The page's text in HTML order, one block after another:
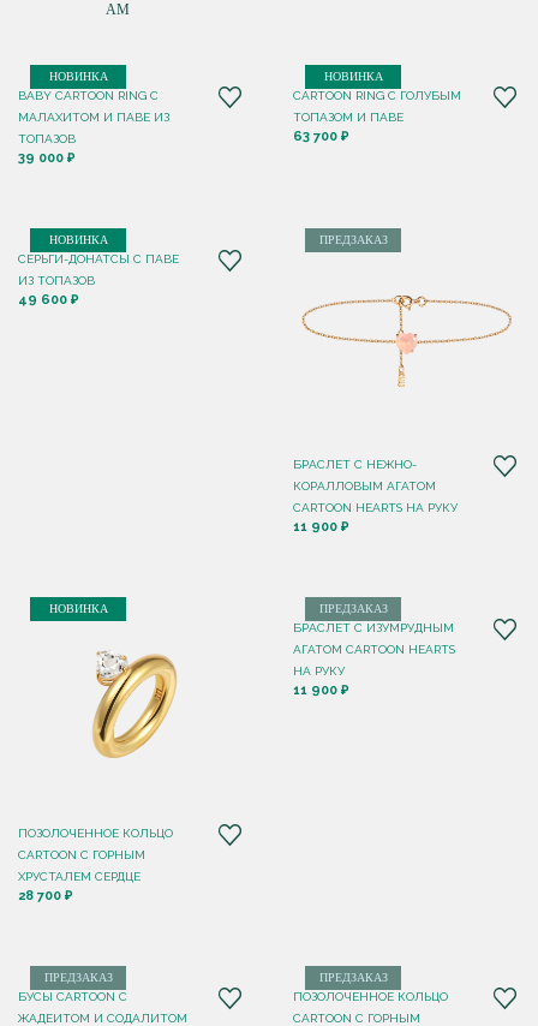
ПО НОВИНКАМ
НОВИНКА
BABY CARTOON RING С
МАЛАХИТОМ И ПАВЕ ИЗ
ТОПАЗОВ
39 000 ₽
НОВИНКА
CARTOON RING С ГОЛУБЫМ
ТОПАЗОМ И ПАВЕ
63 700 ₽
НОВИНКА
СЕРЬГИ-ДОНАТСЫ С ПАВЕ
ИЗ ТОПАЗОВ
49 600 ₽
ПРЕДЗАКАЗ
БРАСЛЕТ С НЕЖНО-
КОРАЛЛОВЫМ АГАТОМ
CARTOON HEARTS НА РУКУ
11 900 ₽
НОВИНКА
ПОЗОЛОЧЕННОЕ КОЛЬЦО
CARTOON C ГОРНЫМ
ХРУСТАЛЕМ СЕРДЦЕ
28 700 ₽
ПРЕДЗАКАЗ
БРАСЛЕТ С ИЗУМРУДНЫМ
АГАТОМ CARTOON HEARTS
НА РУКУ
11 900 ₽
ПРЕДЗАКАЗ
БУСЫ CARTOON С
ЖАДЕИТОМ И СОДАЛИТОМ
ПРЕДЗАКАЗ
ПОЗОЛОЧЕННОЕ КОЛЬЦО
CARTOON C ГОРНЫМ